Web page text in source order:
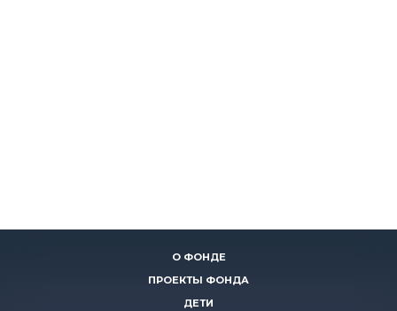
О ФОНДЕ
ПРОЕКТЫ ФОНДА
ДЕТИ